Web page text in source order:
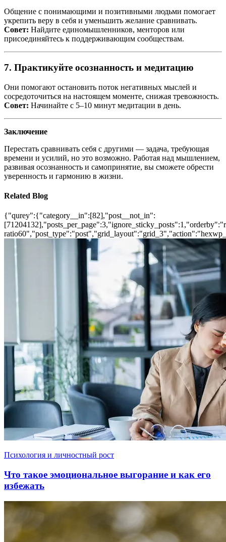
Общение с понимающими и позитивными людьми помогает
укрепить веру в себя и уменьшить желание сравнивать.
Совет: Найдите единомышленников, менторов или
присоединяйтесь к поддерживающим сообществам.
7. Практикуйте осознанность и медитацию
Они помогают остановить поток негативных мыслей и
сосредоточиться на настоящем моменте, снижая тревожность.
Совет: Начинайте с 5–10 минут медитации в день.
Заключение
Перестать сравнивать себя с другими — задача, требующая
времени и усилий, но это возможно. Работая над мышлением,
развивая осознанность и самопринятие, вы сможете обрести
уверенность и гармонию в жизни.
Related Blog
{"qurey":{"category__in":[82],"post__not_in":
Психология и личностный рост
Что такое эмоциональное выгорание и как его
избежать